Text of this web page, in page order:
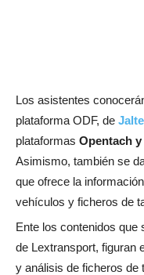
Los asistentes
plataforma ODF, de
plataformas Opentach
Asimismo, también se
que ofrece la
vehículos y ficheros de
Ente los contenidos que
de Lextransport, figuran
y análisis de ficheros de